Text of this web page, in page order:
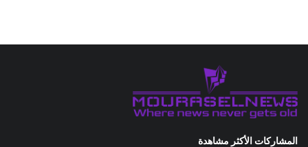
المشاركات الأكثر مشاهدة